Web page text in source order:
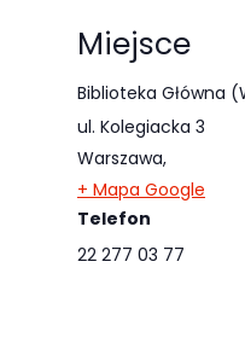
Miejsce
Biblioteka Główna
ul. Kolegiacka 3
Warszawa,
+ Mapa Google
Telefon
22 277 03 77